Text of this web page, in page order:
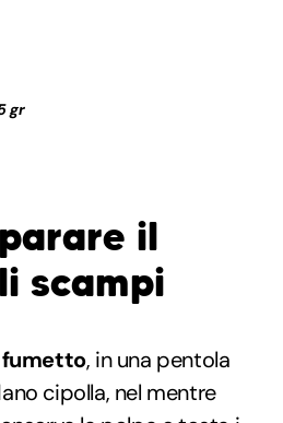
gr
il
scampi
fumetto, in una pentola
cipolla, nel mentre